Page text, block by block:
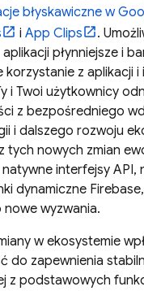
błyskawiczne w
i App Clips
.
płynniejsze i
korzystanie z aplikacji i
i Twoi użytkownicy
z bezpośredniego
i dalszego rozwoju
tych nowych zmian
interfejsy API,
dynamiczne
wyzwania.
w ekosystemie
do zapewnienia
z podstawowych